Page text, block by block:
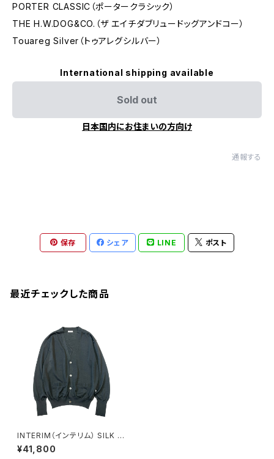
PORTER CLASSIC（ポータークラシック）
THE H.W.DOG&CO.（ザ エイチダブリュードッグアンドコー）
Touareg Silver（トゥアレグシルバー）
International shipping available
Sold out
日本国内にお住まいの方向け
通報する
保存 シェア LINE ポスト
最近チェックした商品
INTERIM（インテリム） SILK 1
00% CARDIGAN(BLACK) シ
ルク 100% カーディガン(ブラッ
¥41,800